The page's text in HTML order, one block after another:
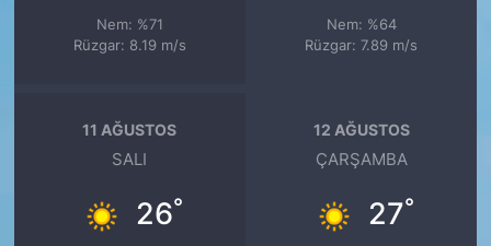
Nem: %71
Rüzgar: 8.19 m/s
Nem: %64
Rüzgar: 7.89 m/s
11 AĞUSTOS
SALI
26°
12 AĞUSTOS
ÇARŞAMBA
27°